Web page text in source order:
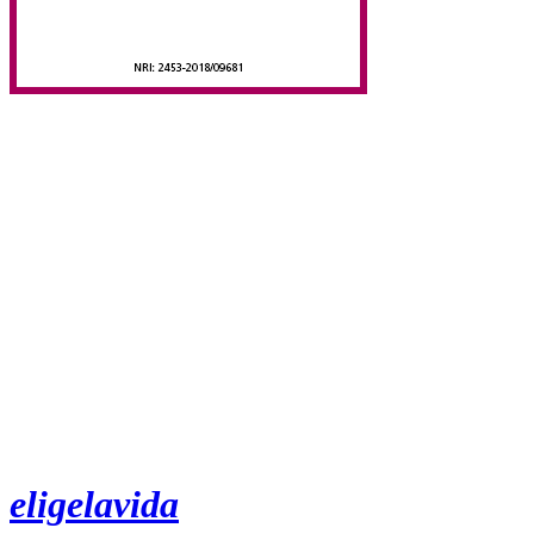
eligelavida